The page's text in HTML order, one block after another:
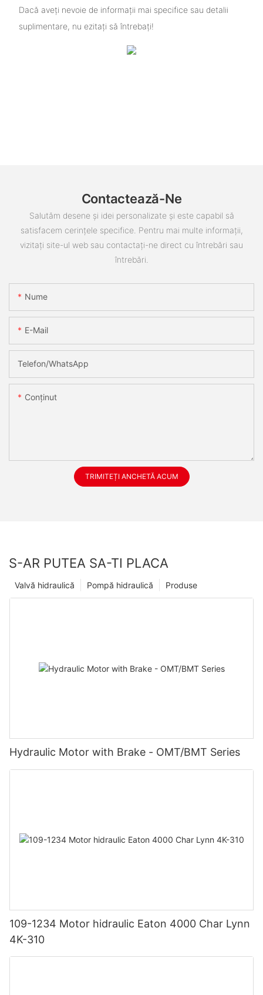
Dacă aveți nevoie de informații mai specifice sau detalii
suplimentare, nu ezitați să întrebați!
Contactează-Ne
Salutăm desene și idei personalizate și este capabil să
satisfacem cerințele specifice. Pentru mai multe informații,
vizitați site-ul web sau contactați-ne direct cu întrebări sau
întrebări.
Nume
E-Mail
Telefon/WhatsApp
Conţinut
TRIMITEȚI ANCHETĂ ACUM
S-AR PUTEA SA-TI PLACA
Produse
Pompă hidraulică
Valvă hidraulică
Hydraulic Motor with Brake - OMT/BMT Series
109-1234 Motor hidraulic Eaton 4000 Char Lynn
4K-310